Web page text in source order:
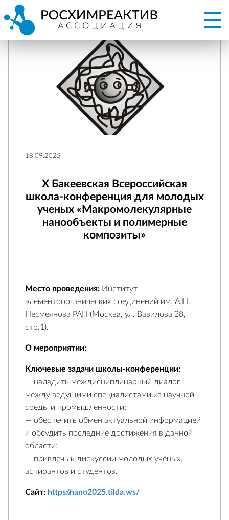
18.09.2025
X Бакеевская Всероссийская
школа-конференция для молодых
ученых «Макромолекулярные
нанообъекты и полимерные
композиты»
Место проведения: Институт
элементоорганических соединений им. А.Н.
Несмеянова РАН (Москва, ул. Вавилова 28,
стр.1).
О мероприятии:
Ключевые задачи школы-конференции:
— наладить междисциплинарный диалог
между ведущими специалистами из научной
среды и промышленности;
— обеспечить обмен актуальной информацией
и обсудить последние достижения в данной
области;
— привлечь к дискуссии молодых учёных,
аспирантов и студентов.
Сайт: https://nano2025.tilda.ws/